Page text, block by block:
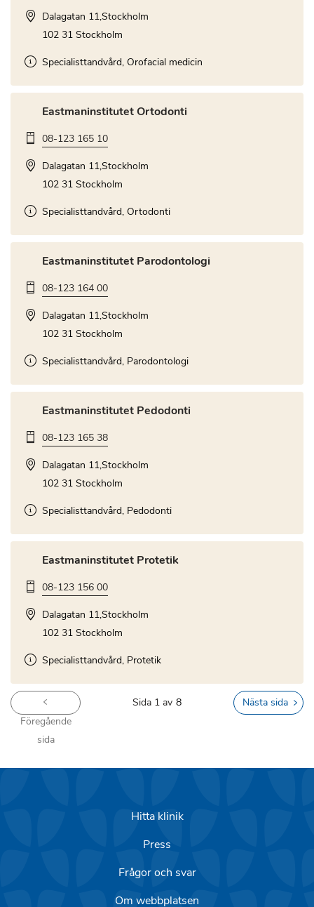
Dalagatan 11,Stockholm
102 31 Stockholm
Specialisttandvård, Orofacial medicin
Eastmaninstitutet Ortodonti
08-123 165 10
Dalagatan 11,Stockholm
102 31 Stockholm
Specialisttandvård, Ortodonti
Eastmaninstitutet Parodontologi
08-123 164 00
Dalagatan 11,Stockholm
102 31 Stockholm
Specialisttandvård, Parodontologi
Eastmaninstitutet Pedodonti
08-123 165 38
Dalagatan 11,Stockholm
102 31 Stockholm
Specialisttandvård, Pedodonti
Eastmaninstitutet Protetik
08-123 156 00
Dalagatan 11,Stockholm
102 31 Stockholm
Specialisttandvård, Protetik
Föregående
sida
You're on page
Sida 1 av 8 Nästa sida
Hitta klinik
Press
Frågor och svar
Om webbplatsen